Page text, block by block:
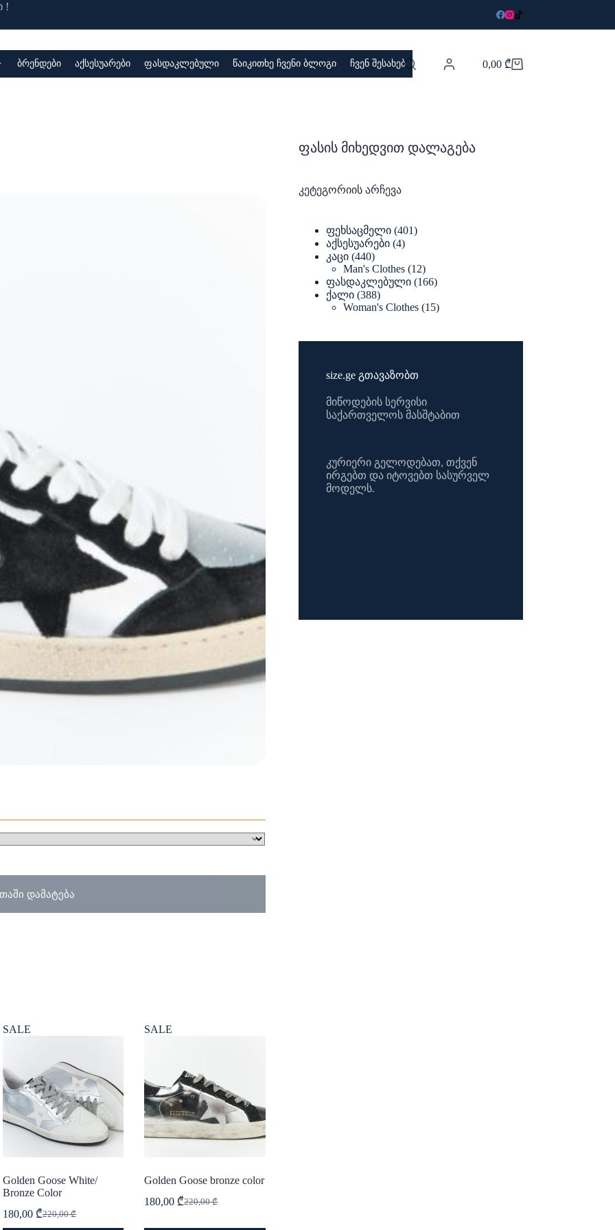
!
ბრენდები აქსესუარები ფასდაკლებული წაიკითხე ჩვენი ბლოგი ჩვენ შესახებ
Shopping
0,00 ₾
დამატება
SALE
Golden Goose White/
Bronze Color
220,00₾
Original
180,00 ₾Current
SALE
Golden Goose bronze color
220,00₾
Original
180,00 ₾Current
ფასის მიხედვით დალაგება
კეტეგორიის არჩევა
ფეხსაცმელი 401401
აქსესუარები 44
კაცი 440440
products
Man's Clothes 1212
products
ფასდაკლებული 166166
ქალი 388388
products
Woman's Clothes 1515
size.ge გთავაზობთ
მიწოდების სერვისი
საქართველოს მასშტაბით
კურიერი გელოდებათ, თქვენ
ირგებთ და იტოვებთ სასურველ
მოდელს.